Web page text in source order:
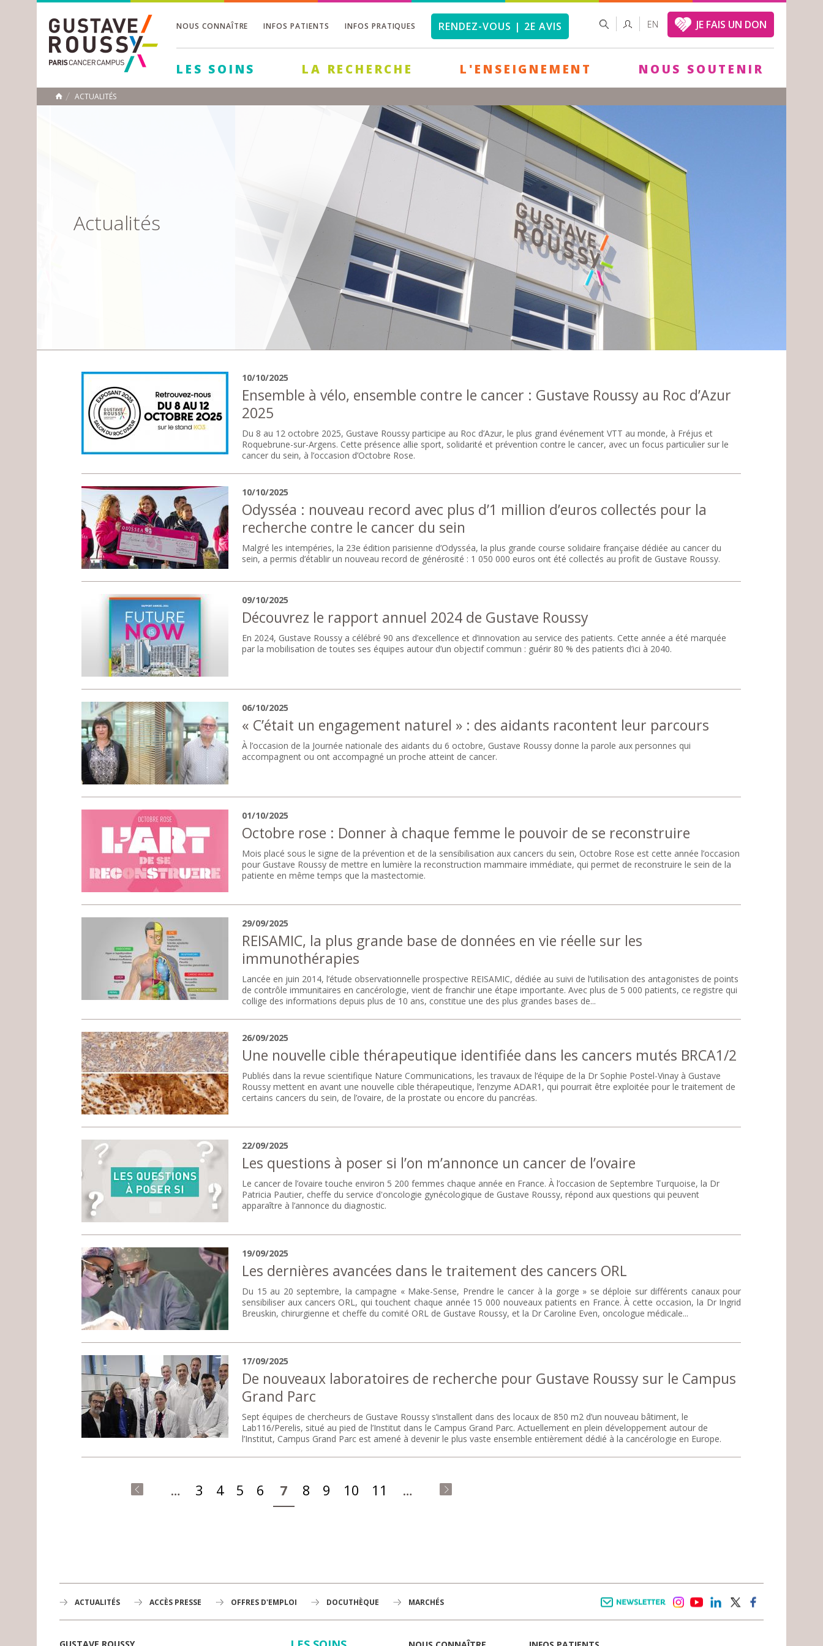
NOUS CONNAÎTRE INFOS PATIENTS INFOS PRATIQUES RENDEZ-VOUS | 2E AVIS FORMULAIRE
DE
RECHERCHER EN JE FAIS UN DON
LES SOINS LA RECHERCHE L'ENSEIGNEMENT NOUS SOUTENIR
ACCUEIL
ACTUALITÉS
Actualités
10/10/2025
Ensemble à vélo, ensemble contre le cancer : Gustave Roussy au Roc d’Azur
2025
Du 8 au 12 octobre 2025, Gustave Roussy participe au Roc d’Azur, le plus grand événement VTT au monde, à Fréjus et
Roquebrune-sur-Argens. Cette présence allie sport, solidarité et prévention contre le cancer, avec un focus particulier sur le
cancer du sein, à l’occasion d’Octobre Rose.
10/10/2025
Odysséa : nouveau record avec plus d’1 million d’euros collectés pour la
recherche contre le cancer du sein
Malgré les intempéries, la 23e édition parisienne d’Odysséa, la plus grande course solidaire française dédiée au cancer du
sein, a permis d’établir un nouveau record de générosité : 1 050 000 euros ont été collectés au profit de Gustave Roussy.
09/10/2025
Découvrez le rapport annuel 2024 de Gustave Roussy
En 2024, Gustave Roussy a célébré 90 ans d’excellence et d’innovation au service des patients. Cette année a été marquée
par la mobilisation de toutes ses équipes autour d’un objectif commun : guérir 80 % des patients d’ici à 2040.
06/10/2025
« C’était un engagement naturel » : des aidants racontent leur parcours
À l’occasion de la Journée nationale des aidants du 6 octobre, Gustave Roussy donne la parole aux personnes qui
accompagnent ou ont accompagné un proche atteint de cancer.
01/10/2025
Octobre rose : Donner à chaque femme le pouvoir de se reconstruire
Mois placé sous le signe de la prévention et de la sensibilisation aux cancers du sein, Octobre Rose est cette année l’occasion
pour Gustave Roussy de mettre en lumière la reconstruction mammaire immédiate, qui permet de reconstruire le sein de la
patiente en même temps que la mastectomie.
29/09/2025
REISAMIC, la plus grande base de données en vie réelle sur les
immunothérapies
Lancée en juin 2014, l’étude observationnelle prospective REISAMIC, dédiée au suivi de l’utilisation des antagonistes de points
de contrôle immunitaires en cancérologie, vient de franchir une étape importante. Avec plus de 5 000 patients, ce registre qui
collige des informations depuis plus de 10 ans, constitue une des plus grandes bases de...
26/09/2025
Une nouvelle cible thérapeutique identifiée dans les cancers mutés BRCA1/2
Publiés dans la revue scientifique Nature Communications, les travaux de l’équipe de la Dr Sophie Postel-Vinay à Gustave
Roussy mettent en avant une nouvelle cible thérapeutique, l’enzyme ADAR1, qui pourrait être exploitée pour le traitement de
certains cancers du sein, de l’ovaire, de la prostate ou encore du pancréas.
22/09/2025
Les questions à poser si l’on m’annonce un cancer de l’ovaire
Le cancer de l’ovaire touche environ 5 200 femmes chaque année en France. À l’occasion de Septembre Turquoise, la Dr
Patricia Pautier, cheffe du service d'oncologie gynécologique de Gustave Roussy, répond aux questions qui peuvent
apparaître à l’annonce du diagnostic.
19/09/2025
Les dernières avancées dans le traitement des cancers ORL
Du 15 au 20 septembre, la campagne « Make-Sense, Prendre le cancer à la gorge » se déploie sur différents canaux pour
sensibiliser aux cancers ORL, qui touchent chaque année 15 000 nouveaux patients en France. À cette occasion, la Dr Ingrid
Breuskin, chirurgienne et cheffe du comité ORL de Gustave Roussy, et la Dr Caroline Even, oncologue médicale...
17/09/2025
De nouveaux laboratoires de recherche pour Gustave Roussy sur le Campus
Grand Parc
Sept équipes de chercheurs de Gustave Roussy s’installent dans des locaux de 850 m2 d’un nouveau bâtiment, le
Lab116/Perelis, situé au pied de l’Institut dans le Campus Grand Parc. Actuellement en plein développement autour de
l’Institut, Campus Grand Parc est amené à devenir le plus vaste ensemble entièrement dédié à la cancérologie en Europe.
Pages … 3 4 5 6 7 8 9 10 11 …
ACTUALITÉS ACCÈS PRESSE OFFRES D'EMPLOI DOCUTHÈQUE MARCHÉS